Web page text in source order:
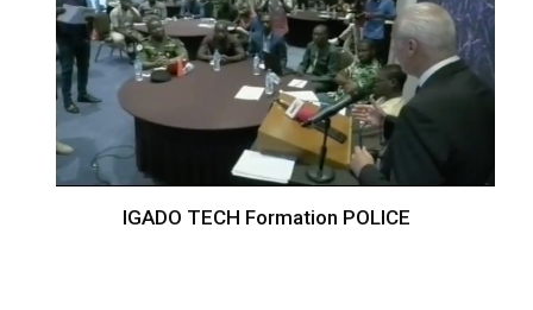
IGADO TECH Formation POLICE